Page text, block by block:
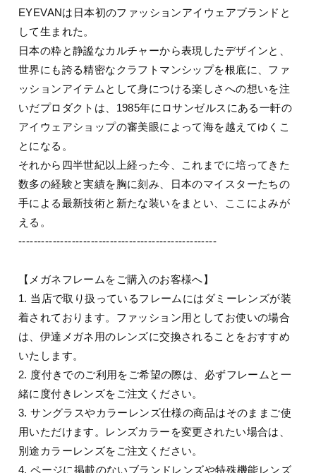
EYEVANは日本初のファッションアイウェアブランドと
して生まれた。
日本の粋と静謐なカルチャーから表現したデザインと、
世界にも誇る精密なクラフトマンシップを根底に、ファ
ッションアイテムとして身につける楽しさへの想いを注
いだプロダクトは、1985年にロサンゼルスにある一軒の
アイウェアショップの審美眼によって海を越えてゆくこ
とになる。
それから四半世紀以上経った今、これまでに培ってきた
数多の経験と実績を胸に刻み、日本のマイスターたちの
手による最新技術と新たな装いをまとい、ここによみが
える。
----------------------------------------------------
【メガネフレームをご購入のお客様へ】
1. 当店で取り扱っているフレームにはダミーレンズが装
着されております。ファッション用としてお使いの場合
は、伊達メガネ用のレンズに交換されることをおすすめ
いたします。
2. 度付きでのご利用をご希望の際は、必ずフレームと一
緒に度付きレンズをご注文ください。
3. サングラスやカラーレンズ仕様の商品はそのままご使
用いただけます。レンズカラーを変更されたい場合は、
別途カラーレンズをご注文ください。
4. ページに掲載のないブランドレンズや特殊機能レンズ